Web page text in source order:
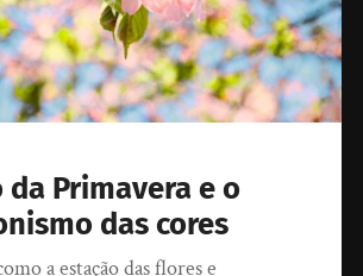
da Primavera e o
das cores
a estação das flores e